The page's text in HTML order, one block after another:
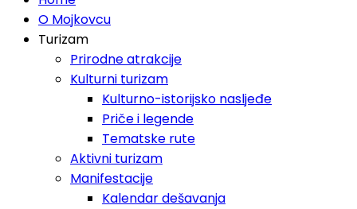
O Mojkovcu
Turizam
Prirodne atrakcije
Kulturni turizam
Kulturno-istorijsko nasljeđe
Priče i legende
Tematske rute
Aktivni turizam
Manifestacije
Kalendar dešavanja